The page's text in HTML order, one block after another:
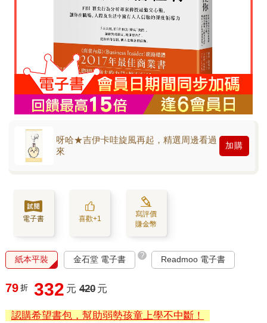
呀哈★吉伊卡哇旋風再起，精選周邊看過
來
加購
電子書 喜歡+1
寫評價
賺金幣
紙本平裝 金石堂 電子書 ? Readmoo 電子書
79 折 332 元 420 元
認購希望書包，幫助弱勢孩童上學不中斷！